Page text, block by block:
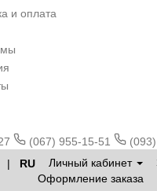
и оплата
(067) 955-15-51
| RU Личный кабинет
Оформление заказа